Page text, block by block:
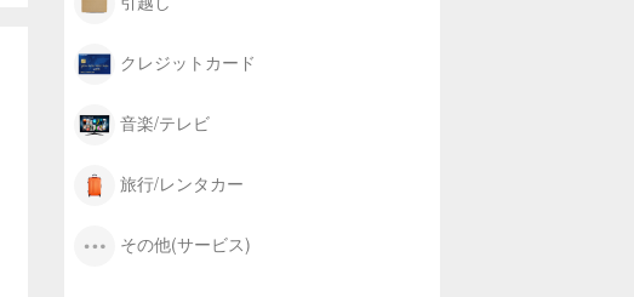
クレジットカード
音楽/テレビ
旅行/レンタカー
その他(サービス)